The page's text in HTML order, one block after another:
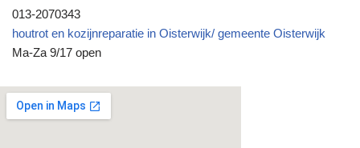
013-2070343
houtrot en kozijnreparatie in Oisterwijk/ gemeente Oisterwijk
Ma-Za 9/17 open